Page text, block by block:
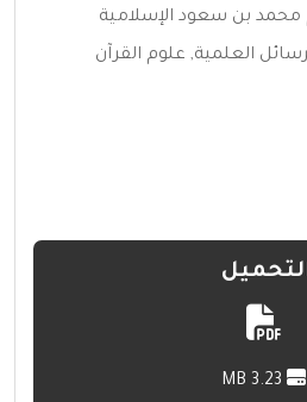
محمد بن سعود الإسلامية
العلمية, علوم القرآن